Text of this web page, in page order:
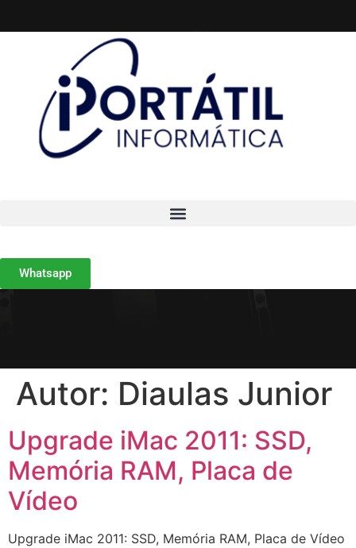
Whatsapp
Autor: Diaulas Junior
Upgrade iMac 2011: SSD,
Memória RAM, Placa de
Vídeo
Upgrade iMac 2011: SSD, Memória RAM, Placa de Vídeo